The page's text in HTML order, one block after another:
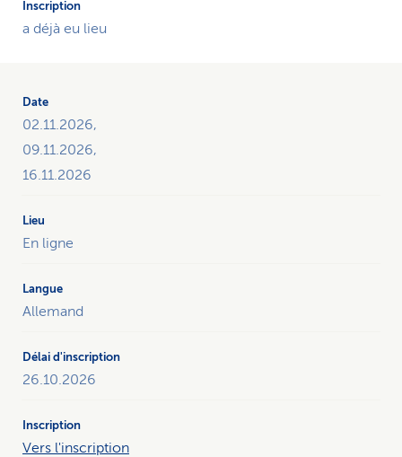
a déjà eu lieu
02.11.2026,
09.11.2026,
16.11.2026
En ligne
Allemand
26.10.2026
Vers l'inscription